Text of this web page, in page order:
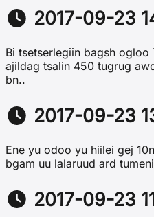
2017-09-23
Bi tsetserlegiin bagsh ogloo
ajildag tsalin 450 tugrug
bn..
2017-09-23
Ene yu odoo yu hiilei gej
bgam uu lalaruud ard
2017-09-23